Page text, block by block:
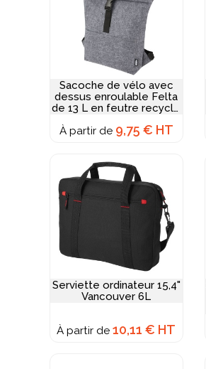
Sacoche de vélo avec
dessus enroulable Felta
de 13 L en feutre recyclé
À partir de 9,75 € HT
Serviette ordinateur 15,4"
Vancouver 6L
À partir de10,11 € HT